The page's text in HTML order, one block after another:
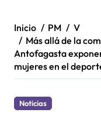
Inicio PM
V
Más allá de la
Antofagasta
mujeres en el
Noticias